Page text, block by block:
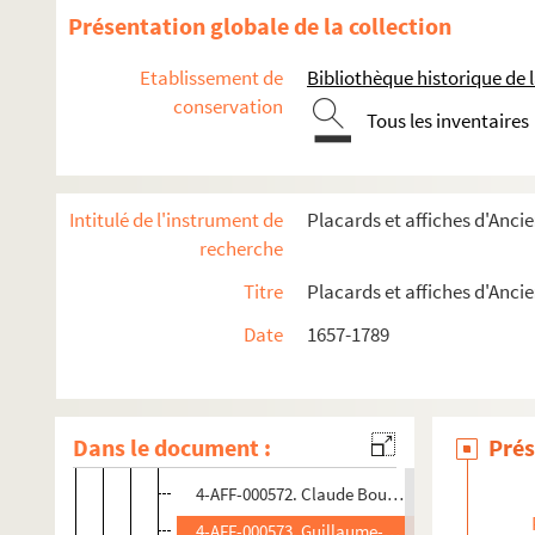
Présentation globale de la collection
Etablissement de
conservation
Bibliothèque historique de
Tous les inventaires
Intitulé de l'instrument de
recherche
Placards et affiches
Titre
Placards et affiches
Date
1657-1789
Dans le document :
3earrondissement
Couvent des Filles du Calvaire
Couvent des Hospitalières
4-AFF-000563. Olive-Pélagie Arson, fille mineure
4-AFF-000564. Jean-Paul Aublé, maître
4-AFF-000566. Elizabeth de Boiscourion,
4-AFF-000567. De Boiscourjon le fils
4-AFF-000569 ; 4-AFF-000570. Boscheron,
4-AFF-000571. Geneviève-Marie-Marthe
4-AFF-000572. Claude Bouché, veuve de Jean